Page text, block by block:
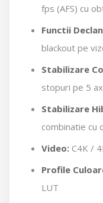
fps (AFS) cu
Functii
blackout pe
Stabilizare
stopuri pe 5
Stabilizare
combinatie cu
Video: C4K /
Profile
LUT